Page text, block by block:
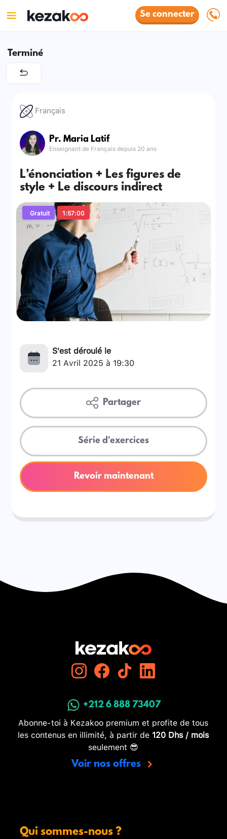
Se connecter
Terminé
Français
Pr. Maria Latif
Enseignant de Français depuis 20 ans
L’énonciation + Les figures de
style + Le discours indirect
Gratuit 1:57:00
S'est déroulé le
21 Avril 2025 à 19:30
Partager
Série d'exercices
Revoir maintenant
+212 6 888 73407
Abonne-toi à Kezakoo premium et profite de tous
les contenus en illimité, à partir de 120 Dhs / mois
seulement 😎
Voir nos offres
Qui sommes-nous ?